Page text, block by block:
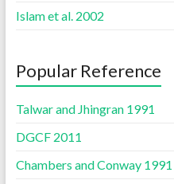
Islam et al. 2002
Popular Reference
Talwar and Jhingran 1991
DGCF 2011
Chambers and Conway 1991